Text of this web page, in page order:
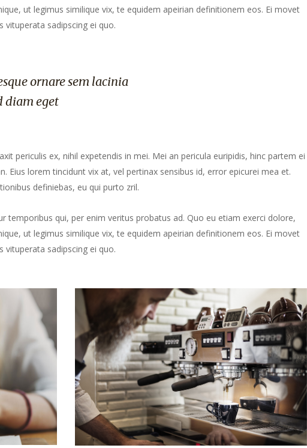
ut legimus similique vix, te equidem apeirian definitionem eos. Ei movet
vituperata sadipscing ei quo.
ornare sem lacinia
diam eget
periculis ex, nihil expetendis in mei. Mei an pericula euripidis, hinc partem ei
Eius lorem tincidunt vix at, vel pertinax sensibus id, error epicurei mea et.
definiebas, eu qui purto zril.
temporibus qui, per enim veritus probatus ad. Quo eu etiam exerci dolore,
ut legimus similique vix, te equidem apeirian definitionem eos. Ei movet
vituperata sadipscing ei quo.